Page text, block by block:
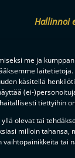
Hallinnoi
me ja
käsitellä
(ei-
tiettyihin
olevat tai
milloin
vaihtopainikkeita tai
2.
3.